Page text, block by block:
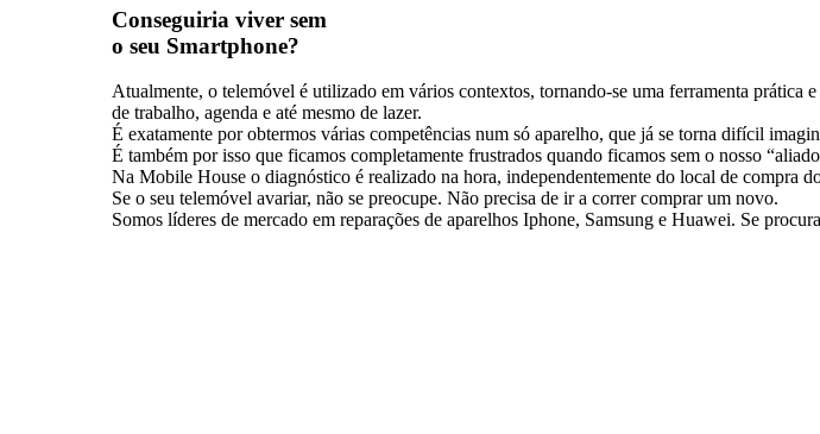
Conseguiria viver sem
o seu Smartphone?
Atualmente, o telemóvel é utilizado em vários contextos, tornando-se uma ferramenta
de trabalho, agenda e até mesmo de lazer.
É exatamente por obtermos várias competências num só aparelho, que já se torna difícil
É também por isso que ficamos completamente frustrados quando ficamos sem o nosso
Na Mobile House o diagnóstico é realizado na hora, independentemente do local de compra
Se o seu telemóvel avariar, não se preocupe. Não precisa de ir a correr comprar um novo.
Somos líderes de mercado em reparações de aparelhos Iphone, Samsung e Huawei. Se